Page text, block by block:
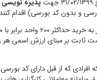
پذیره
و بدون کد بورسی) اقدام
ثابت بر مبنای ارزش اسمی
افرادی که از قبل دارای کد